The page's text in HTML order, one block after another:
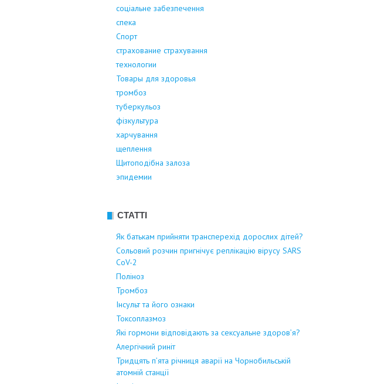
соціальне забезпечення
спека
Спорт
страхование страхування
технологии
Товары для здоровья
тромбоз
туберкульоз
фізкультура
харчування
щеплення
Щитоподібна залоза
эпидемии
СТАТТІ
Як батькам прийняти трансперехід дорослих дітей?
Сольовий розчин пригнічує реплікацію вірусу SARS
CoV-2
Поліноз
Тромбоз
Інсульт та його ознаки
Токсоплазмоз
Які гормони відповідають за сексуальне здоров’я?
Алергічний риніт
Тридцять п’ята річниця аварії на Чорнобильській
атомній станції